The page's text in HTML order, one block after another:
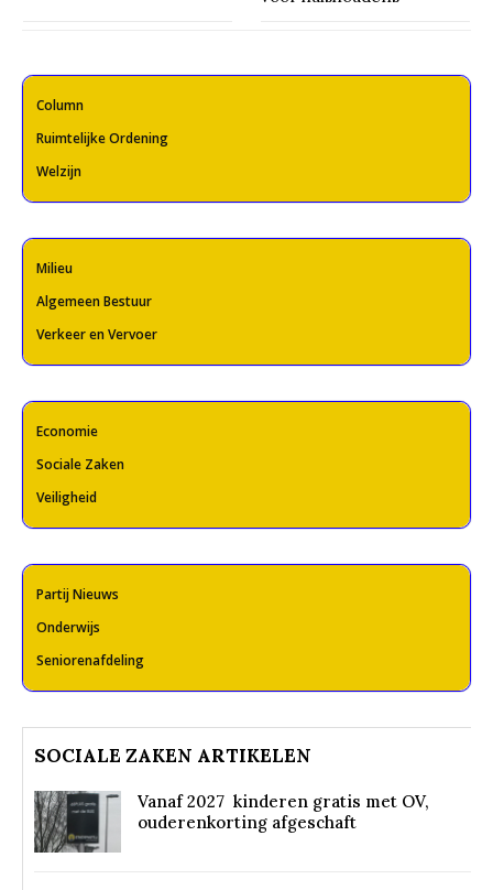
Column
Ruimtelijke Ordening
Welzijn
Milieu
Algemeen Bestuur
Verkeer en Vervoer
Economie
Sociale Zaken
Veiligheid
Partij Nieuws
Onderwijs
Seniorenafdeling
SOCIALE ZAKEN ARTIKELEN
Vanaf 2027 kinderen gratis met OV,
ouderenkorting afgeschaft